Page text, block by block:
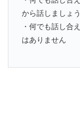
から話しましょう
・何でも話し合
はありません